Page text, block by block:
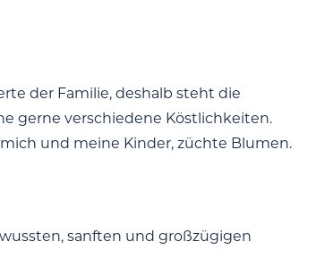
der Familie, deshalb steht die
gerne verschiedene Köstlichkeiten.
und meine Kinder, züchte Blumen.
sanften und großzügigen